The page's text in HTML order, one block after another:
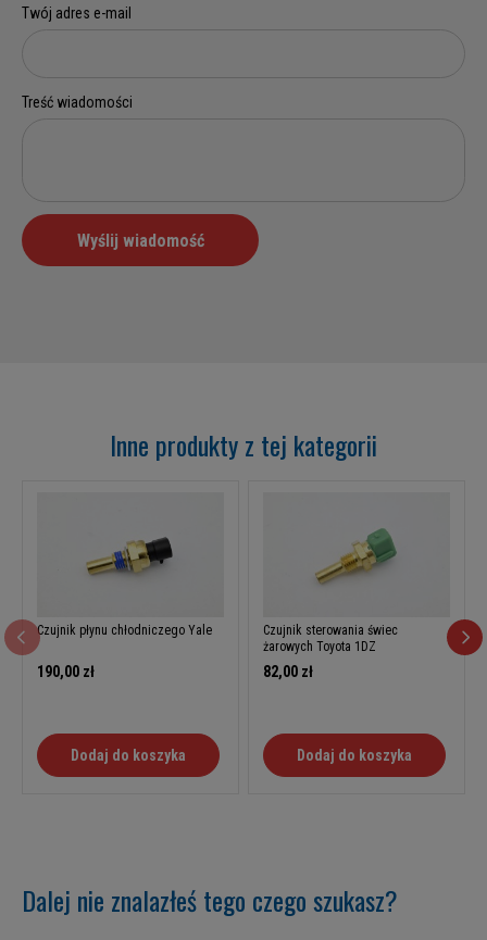
Inne produkty z tej kategorii
Czujnik płynu chłodniczego Yale
190,00 zł
Dodaj do koszyka
Czujnik sterowania świec
żarowych Toyota 1DZ
82,00 zł
Dodaj do koszyka
Dalej nie znalazłeś tego czego szukasz?